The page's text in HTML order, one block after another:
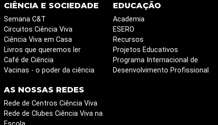
CIÊNCIA E SOCIEDADE
Semana C&T
Circuitos Ciência Viva
Ciência Viva em Casa
Livros que queremos ler
Café de Ciência
Vacinas - o poder da ciência
EDUCAÇÃO
Academia
ESERO
Recursos
Projetos Educativos
Programa Internacional de
Desenvolvimento Profissional
AS NOSSAS REDES
Rede de Centros Ciência Viva
Rede de Clubes Ciência Viva na